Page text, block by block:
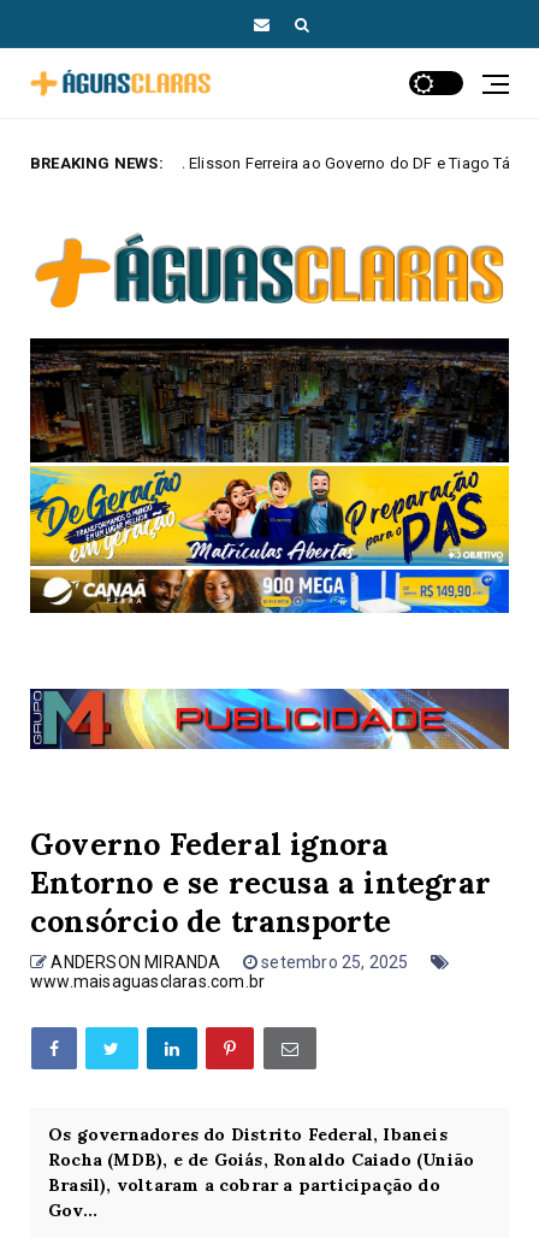
BREAKING NEWS:
Ferreira ao Governo do DF e Tiago Társis ao Senado MAIS
Governo Federal ignora
Entorno e se recusa a integrar
consórcio de transporte
ANDERSON MIRANDA
setembro 25, 2025
www.maisaguasclaras.com.br
Os governadores do Distrito Federal, Ibaneis
Rocha (MDB), e de Goiás, Ronaldo Caiado (União
Brasil), voltaram a cobrar a participação do
Gov...